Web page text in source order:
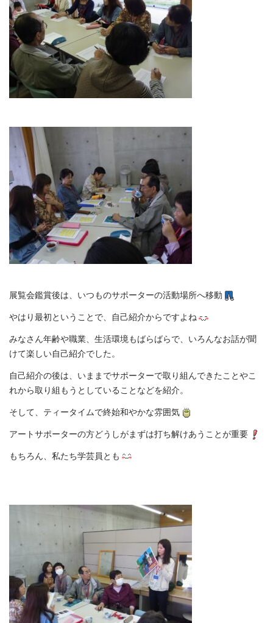
展覧会鑑賞後は、いつものサポーターの活動場所へ移動
やはり最初ということで、自己紹介からですよね
みなさん年齢や職業、生活環境もばらばらで、いろんなお話が聞
けて楽しい自己紹介でした。
自己紹介の後は、いままでサポーターで取り組んできたことやこ
れから取り組もうとしていることなどを紹介。
そして、ティータイムで終始和やかな雰囲気
アートサポーターの方どうしがまずは打ち解けあうことが重要
もちろん、私たち学芸員とも